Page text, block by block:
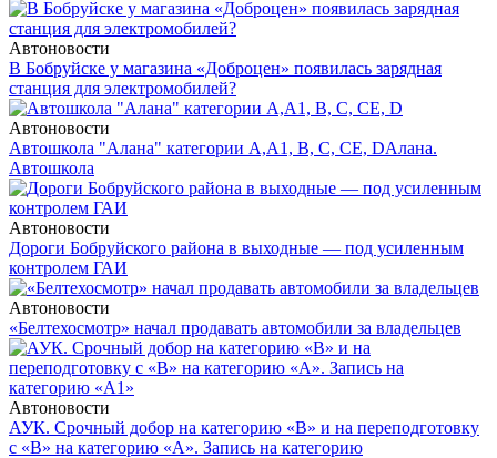
Автоновости
В Бобруйске у магазина «Доброцен» появилась зарядная
станция для электромобилей?
Автоновости
Автошкола "Алана" категории А,А1, В, С, СЕ, DАлана.
Автошкола
Автоновости
Дороги Бобруйского района в выходные — под усиленным
контролем ГАИ
Автоновости
«Белтехосмотр» начал продавать автомобили за владельцев
Автоновости
АУК. Срочный добор на категорию «В» и на переподготовку
с «В» на категорию «А». Запись на категорию